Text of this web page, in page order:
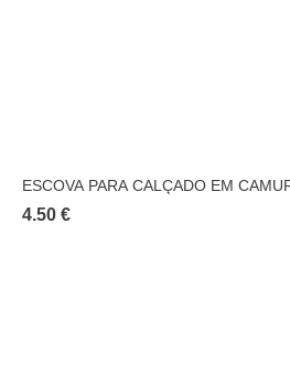
ESCOVA PARA CALÇADO EM
4.50 €